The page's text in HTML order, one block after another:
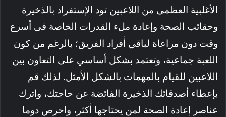
الأغلبية العظمى من اللاعبين تود الإستفراد بالذخيرة
وحقائب الصحة وإعادة ملء القدرات الخاصة فى أسرع
وقت دون مراعاة لباقي أفراد الفريق؛ بالرغم من كون
اللعبة جماعية، وتعتمد بشكل أساسي على التعاون بين
اللاعبين للقيام بالمهمات بالشكل الأمثل. لذلك قم
بإعطاء أصدقائك الذخيرة الفائضة عن حاجتك، واترك
عناصر إعادة الصحة لمن يحتاجها أكثر، واحرص دوما